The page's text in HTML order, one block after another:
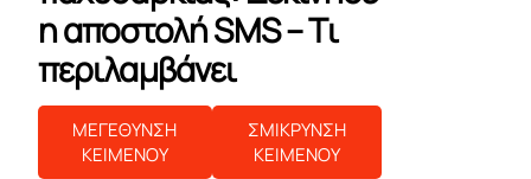
η αποστολή SMS – Τι
περιλαμβάνει
ΜΕΓΕΘΥΝΣΗ
ΚΕΙΜΕΝΟΥ
ΣΜΙΚΡΥΝΣΗ
ΚΕΙΜΕΝΟΥ